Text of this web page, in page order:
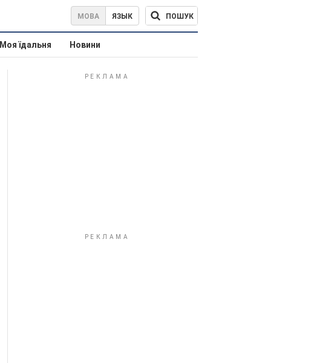
МОВА ЯЗЫК ПОШУК
Моя їдальня Новини